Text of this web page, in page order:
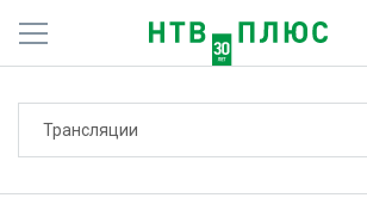
Трансляции